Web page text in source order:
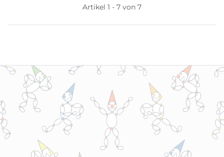
Artikel 1 - 7 von 7